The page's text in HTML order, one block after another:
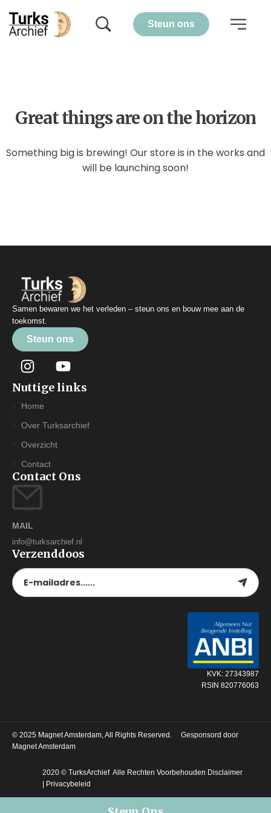
Steun ons
Great things are on the horizon
Something big is brewing! Our store is in the works and
will be launching soon!
Samen bewaren we het verleden – steun ons en bouw mee aan de
toekomst.
Steun ons
Nuttige links
Home
Over Turksarchief
Overzicht
Contact
Contact Ons
MAIL
info@turksarchief.nl
Verzenddoos
KVK: 27343987
RSIN 820776063
© 2025 Magnet Amsterdam, All Rights Reserved. Gesponsord door
Magnet Amsterdam
2020 © TurksArchief Alle Rechten Voorbehouden Disclaimer
Privacybeleid